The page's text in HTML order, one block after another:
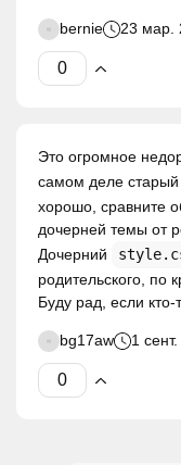
bernie 23 мар.
Это огромное
самом деле
хорошо, сравните
дочерней темы от
Дочерний
родительского, по
Буду рад, если кто-
bg17aw 1 сент.